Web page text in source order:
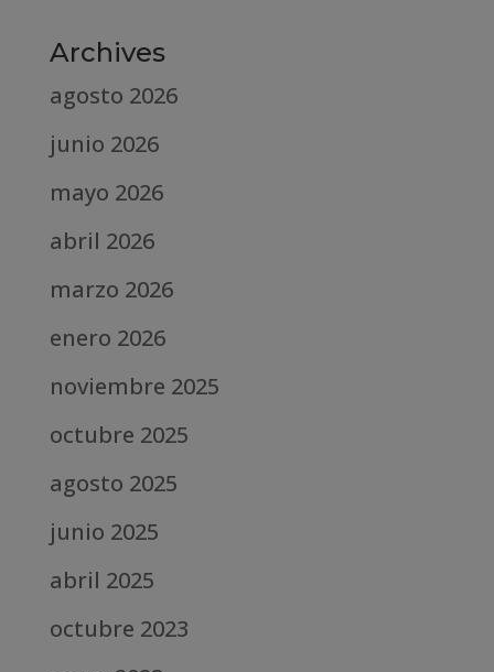
Archives
agosto 2026
junio 2026
mayo 2026
abril 2026
marzo 2026
enero 2026
noviembre 2025
octubre 2025
agosto 2025
junio 2025
abril 2025
octubre 2023